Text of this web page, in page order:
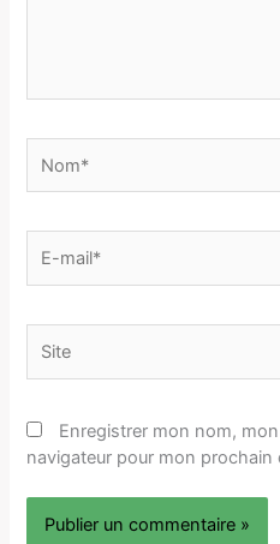
mail*
Enregistrer mon nom,
navigateur pour mon prochain